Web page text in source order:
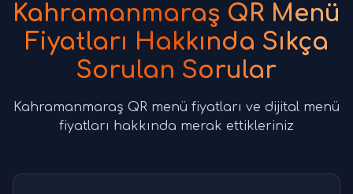
Kahramanmaraş QR Menü
Fiyatları Hakkında Sıkça
Sorulan Sorular
Kahramanmaraş QR menü fiyatları ve dijital menü
fiyatları hakkında merak ettikleriniz